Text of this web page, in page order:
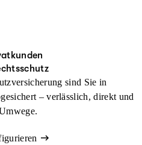
sind Sie in
– verlässlich, direkt und